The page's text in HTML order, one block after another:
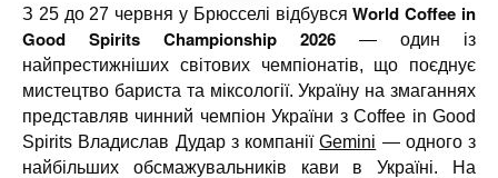
З 25 до 27 червня у Брюсселі відбувсяWorld Coffee in
Good Spirits Championship 2026 — один із
найпрестижніших світових чемпіонатів, що поєднує
мистецтво бариста та міксології. Україну на змаганнях
представляв чинний чемпіон України з Coffee in Good
Spirits Владислав Дудар з компаніїGemini — одного з
найбільших обсмажувальників кави в Україні. На